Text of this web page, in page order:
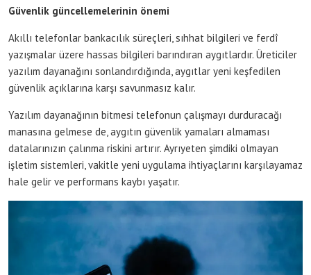
Güvenlik güncellemelerinin önemi
Akıllı telefonlar bankacılık süreçleri, sıhhat bilgileri ve ferdî
yazışmalar üzere hassas bilgileri barındıran aygıtlardır. Üreticiler
yazılım dayanağını sonlandırdığında, aygıtlar yeni keşfedilen
güvenlik açıklarına karşı savunmasız kalır.
Yazılım dayanağının bitmesi telefonun çalışmayı durduracağı
manasına gelmese de, aygıtın güvenlik yamaları almaması
datalarınızın çalınma riskini artırır. Ayrıyeten şimdiki olmayan
işletim sistemleri, vakitle yeni uygulama ihtiyaçlarını karşılayamaz
hale gelir ve performans kaybı yaşatır.